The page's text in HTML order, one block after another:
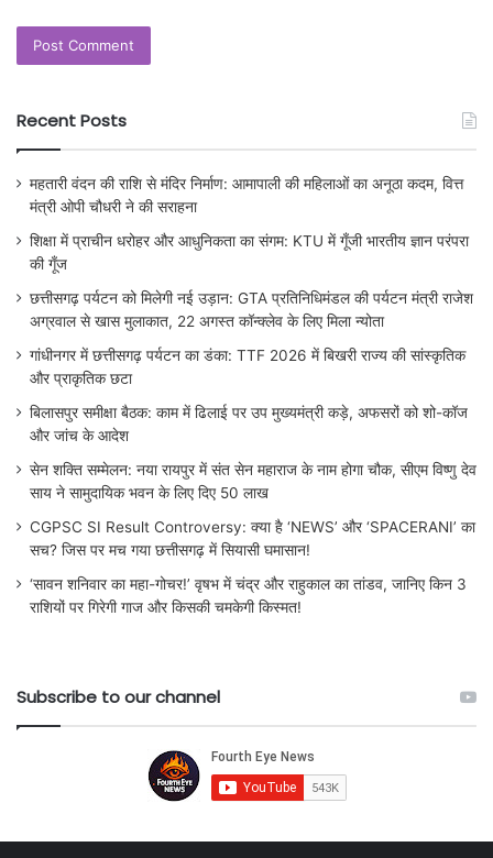
Recent Posts
महतारी वंदन की राशि से मंदिर निर्माण: आमापाली की महिलाओं का अनूठा कदम, वित्त
मंत्री ओपी चौधरी ने की सराहना
शिक्षा में प्राचीन धरोहर और आधुनिकता का संगम: KTU में गूँजी भारतीय ज्ञान परंपरा
की गूँज
छत्तीसगढ़ पर्यटन को मिलेगी नई उड़ान: GTA प्रतिनिधिमंडल की पर्यटन मंत्री राजेश
अग्रवाल से खास मुलाकात, 22 अगस्त कॉन्क्लेव के लिए मिला न्योता
गांधीनगर में छत्तीसगढ़ पर्यटन का डंका: TTF 2026 में बिखरी राज्य की सांस्कृतिक
और प्राकृतिक छटा
बिलासपुर समीक्षा बैठक: काम में ढिलाई पर उप मुख्यमंत्री कड़े, अफसरों को शो-कॉज
और जांच के आदेश
सेन शक्ति सम्मेलन: नया रायपुर में संत सेन महाराज के नाम होगा चौक, सीएम विष्णु देव
साय ने सामुदायिक भवन के लिए दिए 50 लाख
CGPSC SI Result Controversy: क्या है ‘NEWS’ और ‘SPACERANI’ का
सच? जिस पर मच गया छत्तीसगढ़ में सियासी घमासान!
‘सावन शनिवार का महा-गोचर!’ वृषभ में चंद्र और राहुकाल का तांडव, जानिए किन 3
राशियों पर गिरेगी गाज और किसकी चमकेगी किस्मत!
Subscribe to our channel